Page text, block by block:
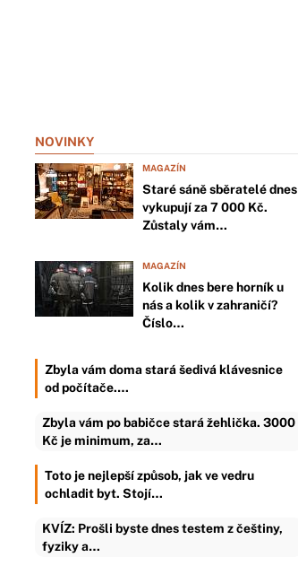
NOVINKY
MAGAZÍN
Staré sáně sběratelé dnes
vykupují za 7 000 Kč.
Zůstaly vám…
MAGAZÍN
Kolik dnes bere horník u
nás a kolik v zahraničí?
Číslo…
Zbyla vám doma stará šedivá klávesnice
od počítače.…
Zbyla vám po babičce stará žehlička. 3000
Kč je minimum, za…
Toto je nejlepší způsob, jak ve vedru
ochladit byt. Stojí…
KVÍZ: Prošli byste dnes testem z češtiny,
fyziky a…